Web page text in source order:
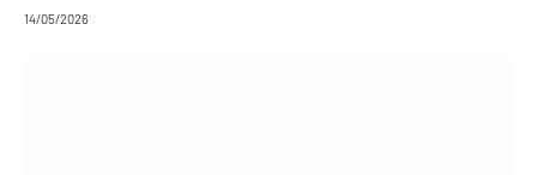
14/05/2026